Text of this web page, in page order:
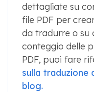
dettagliate su
file PDF per
da tradurre o su
conteggio delle
PDF, puoi fare
sulla traduzione
blog.